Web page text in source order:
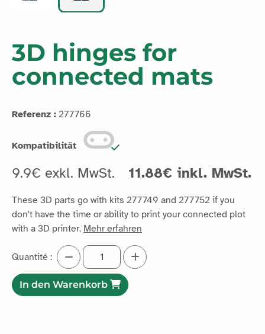
3D hinges for
connected mats
Referenz : 277766
Kompatibilität
9.9€ exkl. MwSt. 11.88€ inkl. MwSt.
These 3D parts go with kits 277749 and 277752 if you
don't have the time or ability to print your connected plot
with a 3D printer. Mehr erfahren
Quantité :
In den Warenkorb